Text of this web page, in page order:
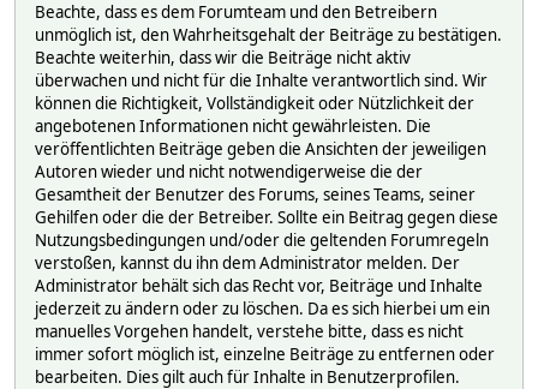
Beachte, dass es dem Forumteam und den Betreibern
unmöglich ist, den Wahrheitsgehalt der Beiträge zu bestätigen.
Beachte weiterhin, dass wir die Beiträge nicht aktiv
überwachen und nicht für die Inhalte verantwortlich sind. Wir
können die Richtigkeit, Vollständigkeit oder Nützlichkeit der
angebotenen Informationen nicht gewährleisten. Die
veröffentlichten Beiträge geben die Ansichten der jeweiligen
Autoren wieder und nicht notwendigerweise die der
Gesamtheit der Benutzer des Forums, seines Teams, seiner
Gehilfen oder die der Betreiber. Sollte ein Beitrag gegen diese
Nutzungsbedingungen und/oder die geltenden Forumregeln
verstoßen, kannst du ihn dem Administrator melden. Der
Administrator behält sich das Recht vor, Beiträge und Inhalte
jederzeit zu ändern oder zu löschen. Da es sich hierbei um ein
manuelles Vorgehen handelt, verstehe bitte, dass es nicht
immer sofort möglich ist, einzelne Beiträge zu entfernen oder
bearbeiten. Dies gilt auch für Inhalte in Benutzerprofilen.